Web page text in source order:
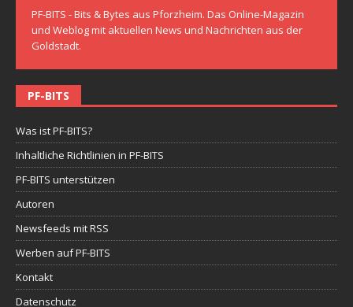
PF-BITS - Bits & Bytes aus Pforzheim. Das Online-Magazin
und Weblog mit aktuellen News und Nachrichten aus der
Goldstadt.
PF-BITS
Was ist PF-BITS?
Inhaltliche Richtlinien in PF-BITS
PF-BITS unterstützen
Autoren
Newsfeeds mit RSS
Werben auf PF-BITS
Kontakt
Datenschutz